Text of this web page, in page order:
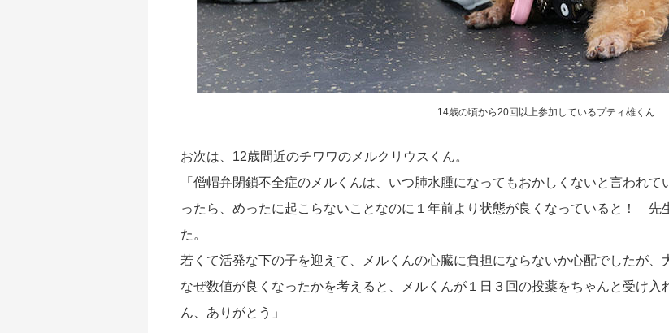
14歳の頃から20回以上参加しているプティ雄くん
お次は、12歳間近のチワワのメルクリウスくん。
「僧帽弁閉鎖不全症のメルくんは、いつ肺水腫になってもおかしくないと言われ
ったら、めったに起こらないことなのに１年前より状態が良くなっていると！ 先
た。
若くて活発な下の子を迎えて、メルくんの心臓に負担にならないか心配でしたが、
なぜ数値が良くなったかを考えると、メルくんが１日３回の投薬をちゃんと受け入
ん、ありがとう」